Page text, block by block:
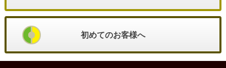
初めてのお客様へ